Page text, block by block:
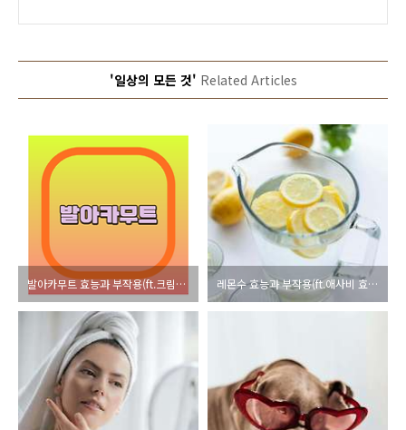
'일상의 모든 것' Related Articles
발아카무트 효능과 부작용(ft.크림리조또레시피) 레몬수 효능과 부작용(ft.애사비 효능비교)